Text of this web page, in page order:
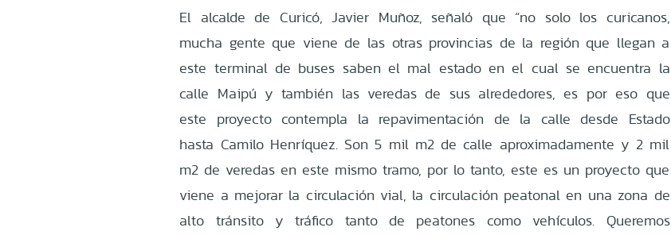
El alcalde de Curicó, Javier Muñoz, señaló que “no solo los curicanos,
mucha gente que viene de las otras provincias de la región que llegan a
este terminal de buses saben el mal estado en el cual se encuentra la
calle Maipú y también las veredas de sus alrededores, es por eso que
este proyecto contempla la repavimentación de la calle desde Estado
hasta Camilo Henríquez. Son 5 mil m2 de calle aproximadamente y 2 mil
m2 de veredas en este mismo tramo, por lo tanto, este es un proyecto que
viene a mejorar la circulación vial, la circulación peatonal en una zona de
alto tránsito y tráfico tanto de peatones como vehículos. Queremos